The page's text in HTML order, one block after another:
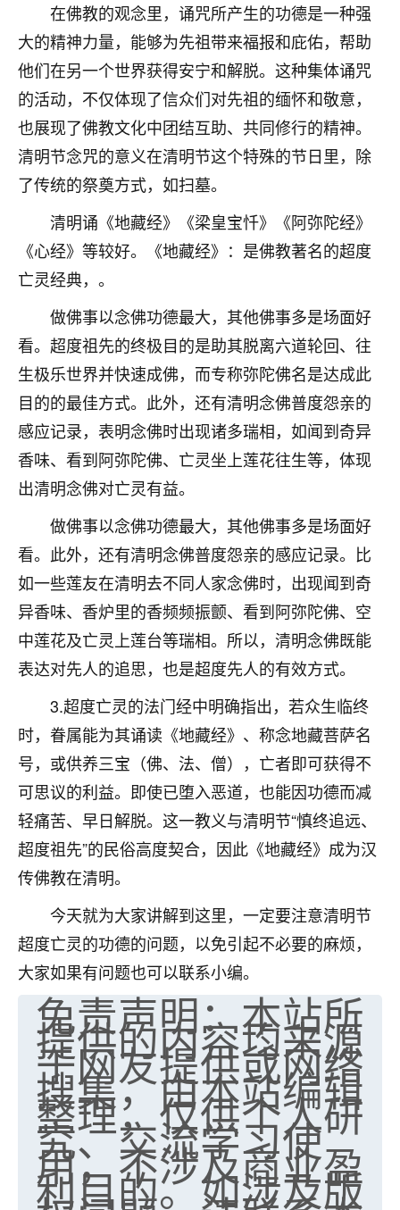
在佛教的观念里，诵咒所产生的功德是一种强
大的精神力量，能够为先祖带来福报和庇佑，帮助
他们在另一个世界获得安宁和解脱。这种集体诵咒
的活动，不仅体现了信众们对先祖的缅怀和敬意，
也展现了佛教文化中团结互助、共同修行的精神。
清明节念咒的意义在清明节这个特殊的节日里，除
了传统的祭奠方式，如扫墓。
清明诵《地藏经》《梁皇宝忏》《阿弥陀经》
《心经》等较好。《地藏经》：是佛教著名的超度
亡灵经典，。
做佛事以念佛功德最大，其他佛事多是场面好
看。超度祖先的终极目的是助其脱离六道轮回、往
生极乐世界并快速成佛，而专称弥陀佛名是达成此
目的的最佳方式。此外，还有清明念佛普度怨亲的
感应记录，表明念佛时出现诸多瑞相，如闻到奇异
香味、看到阿弥陀佛、亡灵坐上莲花往生等，体现
出清明念佛对亡灵有益。
做佛事以念佛功德最大，其他佛事多是场面好
看。此外，还有清明念佛普度怨亲的感应记录。比
如一些莲友在清明去不同人家念佛时，出现闻到奇
异香味、香炉里的香频频振颤、看到阿弥陀佛、空
中莲花及亡灵上莲台等瑞相。所以，清明念佛既能
表达对先人的追思，也是超度先人的有效方式。
3.超度亡灵的法门经中明确指出，若众生临终
时，眷属能为其诵读《地藏经》、称念地藏菩萨名
号，或供养三宝（佛、法、僧），亡者即可获得不
可思议的利益。即使已堕入恶道，也能因功德而减
轻痛苦、早日解脱。这一教义与清明节“慎终追远、
超度祖先”的民俗高度契合，因此《地藏经》成为汉
传佛教在清明。
今天就为大家讲解到这里，一定要注意清明节
超度亡灵的功德的问题，以免引起不必要的麻烦，
大家如果有问题也可以联系小编。
免责声明：本站所
提供的内容均来源
于网友提供或网络
搜集，由本站编辑
整理，仅供个人研
究、交流学习使
用，不涉及商业盈
利目的。如涉及版
着我晋升有望，我半信半疑的按照老师建议，做了化
太岁还有一个发钱粮，本来年前的人事调整，拖到年
后，我以为都没戏了，结果开年一上班，开会提拔升
职第一个就是我，职务无所谓，主要是底薪加了
3000，非常开心，无论如何，感恩感谢！🙏🏻
鹿森：恭喜升职加薪！！，请客吗？�
12小时前 来自北京
心心相印
我身体不太好，总是病病殃殃的，去检查又没什么大
问题，反正就是不舒服。中医西医看遍了，找不到问
题，后来无意中看到有人推荐慧来老师，跟老师聊过
之后，心情豁然开朗，也听老师建议，处理了一些因
果问题。今年以来，身体比以前好多，主要是心情好
了，老师说境随心转，现在深有体会了。
鹿森 ：是的，其实跟老师聊过之后，最大的感
触，首先就是心态会变好，万般皆是命，半点
不由人！
1天前 来自四川 9
我也想找老师看看，有没有人给个联系方式的啊？
鹿森：慧来老师微信：gjsy0624
1天前 来自江西 12
青春168
2天前 来自山西 15
Jessica李
老师做不做超度法事？我想给我奶奶做超度，她今年
刚去世了。
七零老顽童：我母亲前年离世，刚开始我经常
做梦梦见她，后来也是朋友介绍，找到慧来老
师，安排了超度法事，做梦再也没有梦到过
超度，现在看来，人不信也不行。
11
优秀的张同学
老师收徒吗？？我对这些很感兴趣
2天前 来自山西 15